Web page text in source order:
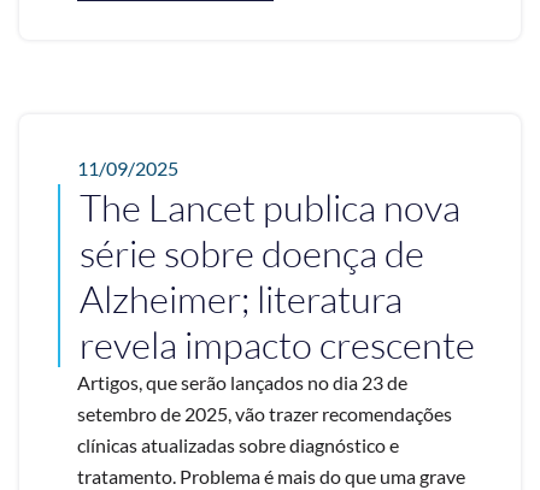
11/09/2025
The Lancet publica nova
série sobre doença de
Alzheimer; literatura
revela impacto crescente
Artigos, que serão lançados no dia 23 de
setembro de 2025, vão trazer recomendações
clínicas atualizadas sobre diagnóstico e
tratamento. Problema é mais do que uma grave